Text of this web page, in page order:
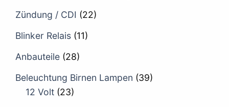
Zündung / CDI (22)
Blinker Relais (11)
Anbauteile (28)
Beleuchtung Birnen Lampen (39)
12 Volt (23)